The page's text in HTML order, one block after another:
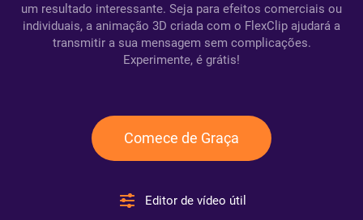
um resultado interessante. Seja para efeitos comerciais ou
individuais, a animação 3D criada com o FlexClip ajudará a
transmitir a sua mensagem sem complicações.
Experimente, é grátis!
Comece de Graça
Editor de vídeo útil